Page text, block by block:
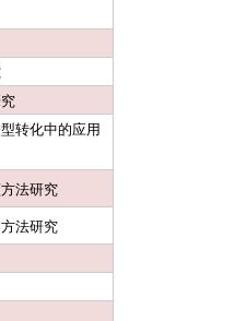
转化中的应用
法研究
法研究